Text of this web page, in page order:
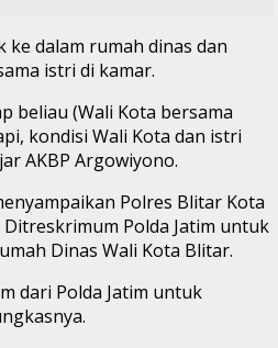
ke dalam rumah dinas dan
istri di kamar.
beliau (Wali Kota bersama
kondisi Wali Kota dan istri
AKBP Argowiyono.
Polres Blitar Kota
Polda Jatim untuk
Dinas Wali Kota Blitar.
dari Polda Jatim untuk